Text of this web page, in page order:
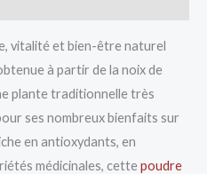
vitalité et bien-être naturel
à partir de la noix de
plante traditionnelle très
ses nombreux bienfaits sur
en antioxydants, en
médicinales, cettepoudre